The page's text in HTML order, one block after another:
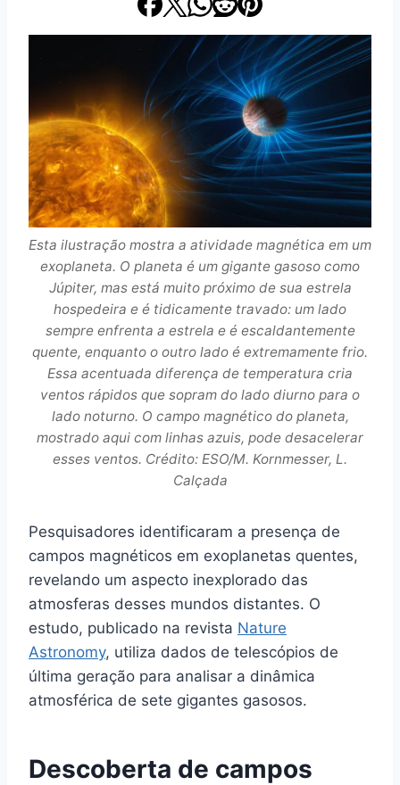
Esta ilustração mostra a atividade magnética em um
exoplaneta. O planeta é um gigante gasoso como
Júpiter, mas está muito próximo de sua estrela
hospedeira e é tidicamente travado: um lado
sempre enfrenta a estrela e é escaldantemente
quente, enquanto o outro lado é extremamente frio.
Essa acentuada diferença de temperatura cria
ventos rápidos que sopram do lado diurno para o
lado noturno. O campo magnético do planeta,
mostrado aqui com linhas azuis, pode desacelerar
esses ventos. Crédito: ESO/M. Kornmesser, L.
Calçada
Pesquisadores identificaram a presença de
campos magnéticos em exoplanetas quentes,
revelando um aspecto inexplorado das
atmosferas desses mundos distantes. O
estudo, publicado na revista Nature
Astronomy, utiliza dados de telescópios de
última geração para analisar a dinâmica
atmosférica de sete gigantes gasosos.
Descoberta de campos